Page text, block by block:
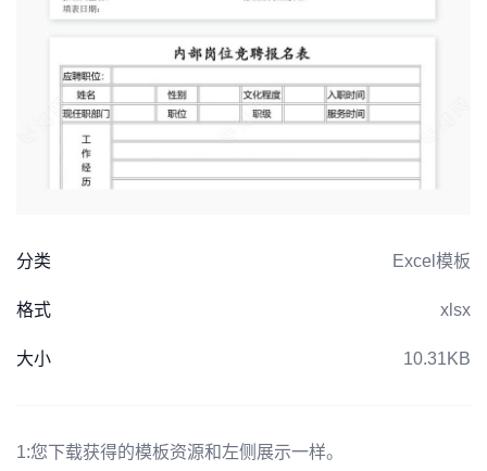
分类 Excel模板
格式 xlsx
大小 10.31KB
1:您下载获得的模板资源和左侧展示一样。